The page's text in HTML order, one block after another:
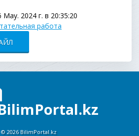
May. 2024 г. в 20:35:20
работа
©2026 BilimPortal.kz